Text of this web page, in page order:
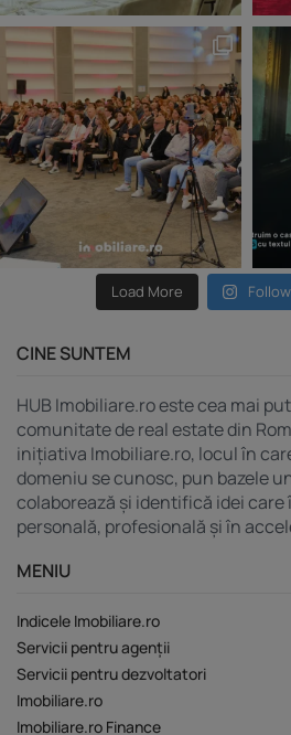
Load More
CINE SUNTEM
HUB Imobiliare.ro este cea mai
comunitate de real estate din
inițiativa Imobiliare.ro, locul în
domeniu se cunosc, pun bazele
colaborează și identifică idei care
personală, profesională și în
MENIU
Indicele Imobiliare.ro
Servicii pentru agenții
Servicii pentru dezvoltatori
Imobiliare.ro
Imobiliare.ro Finance